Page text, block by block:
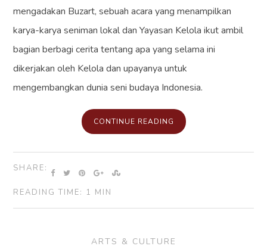
mengadakan Buzart, sebuah acara yang menampilkan
karya-karya seniman lokal dan Yayasan Kelola ikut ambil
bagian berbagi cerita tentang apa yang selama ini
dikerjakan oleh Kelola dan upayanya untuk
mengembangkan dunia seni budaya Indonesia.
CONTINUE READING
SHARE:
READING TIME: 1 MIN
ARTS & CULTURE